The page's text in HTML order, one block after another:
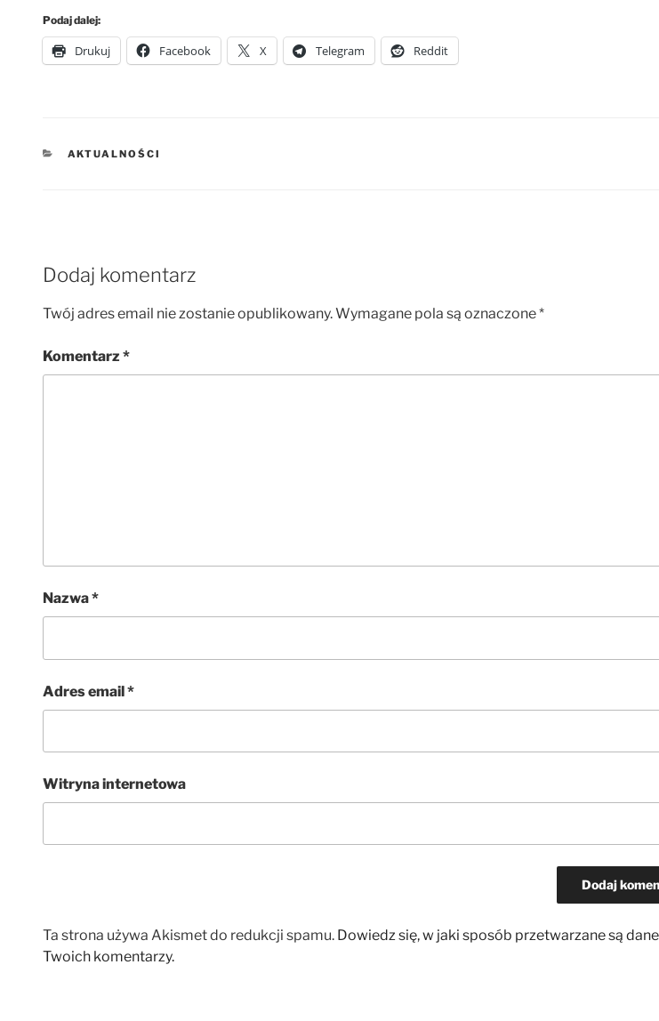
Podaj dalej:
Drukuj Facebook X Telegram Reddit
KATEGORIE
AKTUALNOŚCI
Dodaj komentarz
Twój adres email nie zostanie opublikowany.Wymagane pola są oznaczone*
Komentarz *
Nazwa*
Adres email*
Witryna internetowa
Ta strona używa Akismet do redukcji spamu. Dowiedz się, w jaki sposób przetwarzane są dane
Twoich komentarzy.